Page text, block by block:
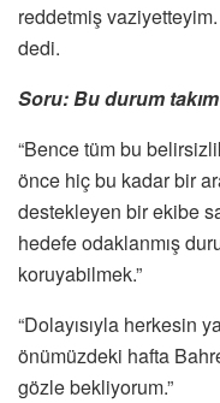
reddetmiş
dedi.
Soru: Bu durum
“Bence tüm bu
önce hiç bu kadar bir
destekleyen bir ekibe
hedefe odaklanmış
koruyabilmek.”
“Dolayısıyla herkesin
önümüzdeki hafta
gözle bekliyorum.”